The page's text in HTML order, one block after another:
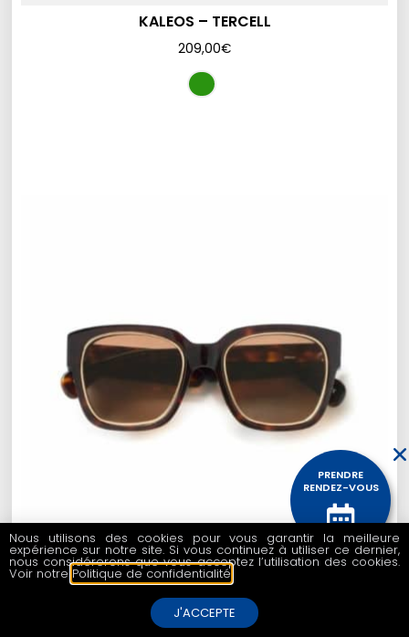
KALEOS – TERCELL
209,00€
KALEOS – WILSON
199,00
PRENDRE
RENDEZ-VOUS
CONTACTEZ
Nous utilisons des cookies pour vous garantir la meilleure
expérience sur notre site. Si vous continuez à utiliser ce dernier,
nous considérerons que vous acceptez l’utilisation des cookies.
Voir notre Politique de confidentialité
J'ACCEPTE